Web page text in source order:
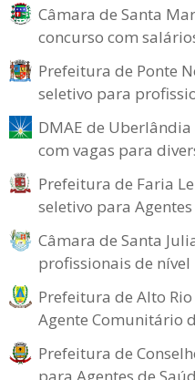
Câmara de Santa
concurso com
Prefeitura de Ponte
seletivo para
DMAE de
com vagas para
Prefeitura de Faria
seletivo para
Câmara de Santa
profissionais de
Prefeitura de Alto
Agente Comunitário
Prefeitura de